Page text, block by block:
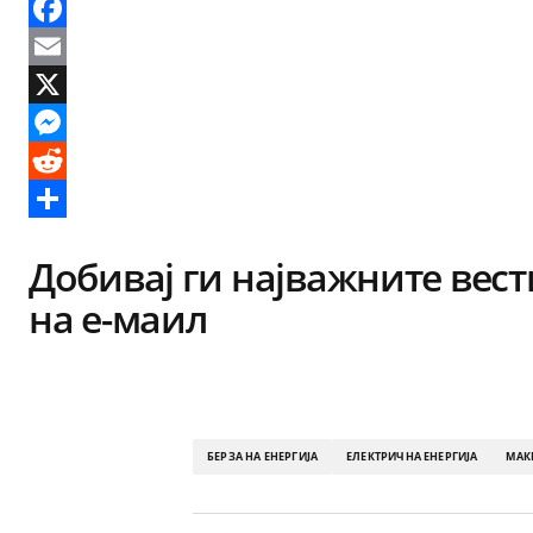
Facebook
Email
X
Messenger
Reddit
Добивај ги најважните
на е-маил
БЕРЗА НА ЕНЕРГИЈА ЕЛЕКТРИЧНА ЕНЕРГИЈА